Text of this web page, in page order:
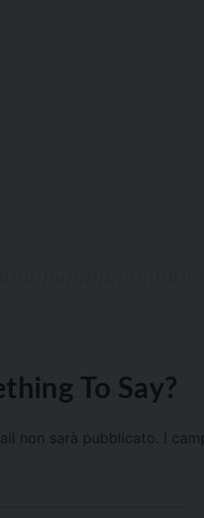
To Say?
non sarà pubblicato. I